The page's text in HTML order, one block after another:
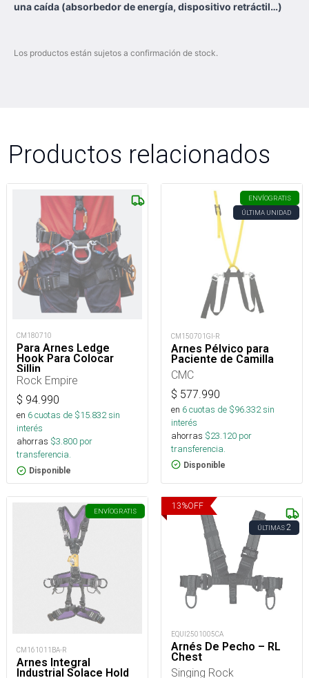
una caída (absorbedor de energía, dispositivo retráctil…)
Los productos están sujetos a confirmación de stock.
Productos relacionados
CM180710
Para Arnes Ledge
Hook Para Colocar
Sillin
Rock Empire
$ 94.990
en 6cuotas de $15.832sin
interés
ahorras $3.800 por
transferencia.
Disponible
ENVÍOGRATIS
ÚLTIMA UNIDAD
CM150701GI-R
Arnes Pélvico para
Paciente de Camilla
CMC
$ 577.990
en 6cuotas de $96.332sin
interés
ahorras $23.120 por
transferencia.
Disponible
ENVÍOGRATIS
CM161011BA-R
Arnes Integral
Industrial Solace Hold
13%OFF
ÚLTIMAS2
EQUI2501005CA
Arnés De Pecho – RL
Chest
Singing Rock